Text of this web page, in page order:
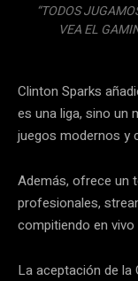
“TODOS
VEA EL
Clinton Sparks
es una liga, sino un
juegos modernos y
Además, ofrece un
profesionales,
compitiendo en
La aceptación de la